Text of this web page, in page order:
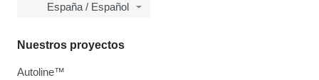
España / Español
Nuestros proyectos
Autoline™